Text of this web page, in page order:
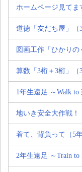
ホームページ見てま
道徳「友だち屋」（3
図画工作「ひかりの
算数「3桁＋3桁」（3
1年生遠足 ～Walk to
地いき安全大作戦！
着て、背負って（5年
2年生遠足 ～Train to